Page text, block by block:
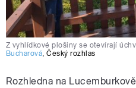
Z vyhlídkové plošiny se otevírají
Bucharová,Český rozhlas
Rozhledna na